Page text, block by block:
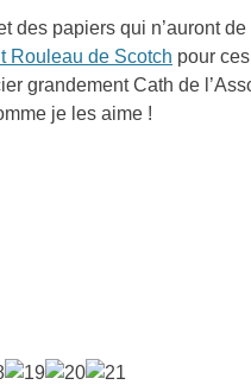
des papiers qui n’auront de
Rouleau de Scotch pour
grandement Cath de
je les aime !